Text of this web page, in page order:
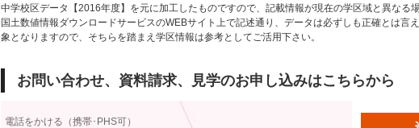
中学校区データ【2016年度】を元に加工したものですので、記載情報が現在の学区域と異なる
国土数値情報ダウンロードサービスのWEBサイト上で記述通り、データは必ずしも正確とは言
象となりますので、そちらを踏まえ学区情報は参考としてご活用下さい。
お問い合わせ、資料請求、見学のお申し込みはこちらから
電話をかける（携帯･PHS可）